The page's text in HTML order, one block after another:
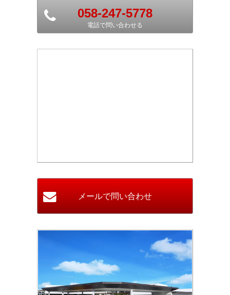
058-247-5778
電話で問い合わせる